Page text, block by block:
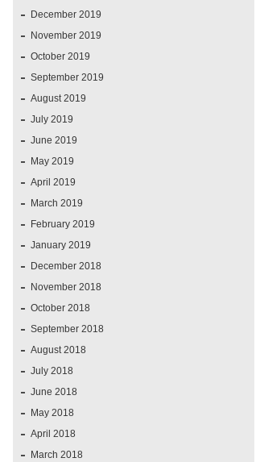
December 2019
November 2019
October 2019
September 2019
August 2019
July 2019
June 2019
May 2019
April 2019
March 2019
February 2019
January 2019
December 2018
November 2018
October 2018
September 2018
August 2018
July 2018
June 2018
May 2018
April 2018
March 2018